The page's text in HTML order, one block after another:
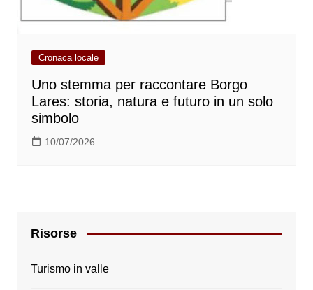
Cronaca locale
Uno stemma per raccontare Borgo
Lares: storia, natura e futuro in un solo
simbolo
10/07/2026
Risorse
Turismo in valle